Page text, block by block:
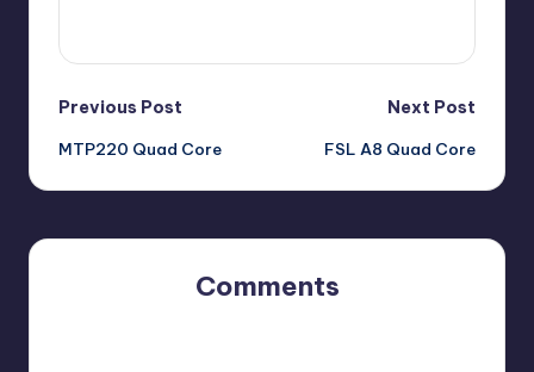
Post
navigation
Previous Post
MTP220 Quad Core
Next Post
FSL A8 Quad Core
Comments